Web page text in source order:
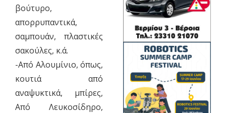
βούτυρο,
απορρυπαντικά,
σαμπουάν, πλαστικές
σακούλες, κ.ά.
-Από Αλουμίνιο, όπως,
κουτιά από
αναψυκτικά, μπίρες,
Από Λευκοσίδηρο,